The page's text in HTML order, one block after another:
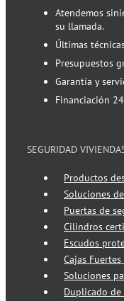
Atendemos
su llamada.
Últimas
Presupuestos
Garantía y
Financiación
SEGURIDAD
Productos
Soluciones
Puertas de
Cilindros
Escudos
Cajas
Soluciones
Duplicado de